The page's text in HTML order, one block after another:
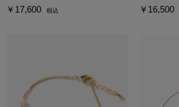
￥17,600 税込 ￥16,500